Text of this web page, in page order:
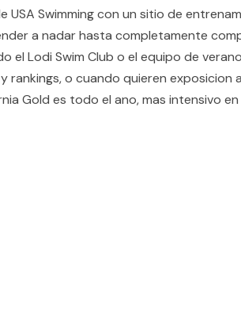
Swimming con un sitio de
a nadar hasta completamente
el Lodi Swim Club o el equipo de
o cuando quieren exposicion a
Gold es todo el ano, mas intensivo